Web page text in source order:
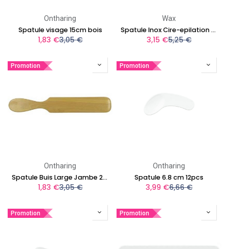
Ontharing
Spatule visage 15cm bois
1,83 €3,05€
Wax
Spatule Inox Cire-epilation Extra Manche Bois
3,15 €5,25€
Promotion
Ontharing
Spatule Buis Large Jambe 24Cm
1,83 €3,05€
Promotion
Ontharing
Spatule 6.8 cm 12pcs
3,99 €6,66€
Promotion Promotion